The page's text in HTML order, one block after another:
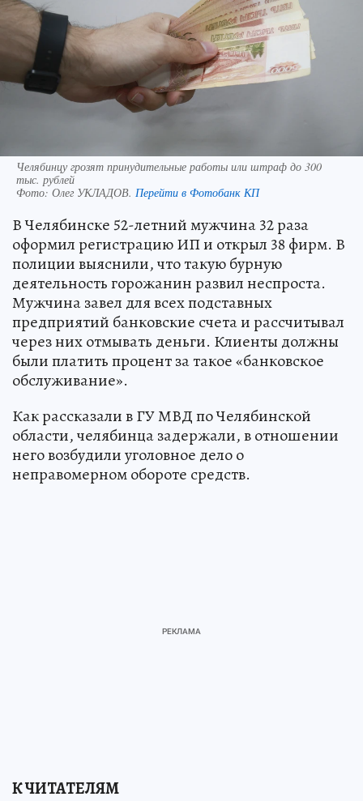
Челябинцу грозят принудительные работы или штраф до 300
тыс. рублей
Фото: Олег УКЛАДОВ. Перейти в Фотобанк КП
В Челябинске 52-летний мужчина 32 раза
оформил регистрацию ИП и открыл 38 фирм. В
полиции выяснили, что такую бурную
деятельность горожанин развил неспроста.
Мужчина завел для всех подставных
предприятий банковские счета и рассчитывал
через них отмывать деньги. Клиенты должны
были платить процент за такое «банковское
обслуживание».
Как рассказали в ГУ МВД по Челябинской
области, челябинца задержали, в отношении
него возбудили уголовное дело о
неправомерном обороте средств.
К ЧИТАТЕЛЯМ